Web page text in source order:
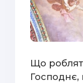
Що